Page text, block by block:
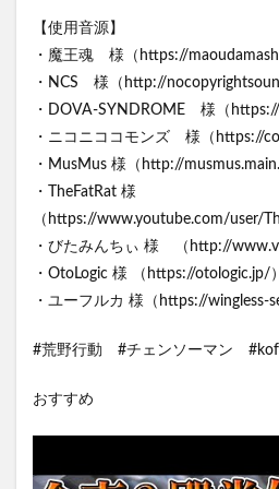
【使用音源】
・魔王魂 様（https://
・NCS 様（http://
・DOVA-SYNDROME 様（https://
・ニコニココモンズ 様（https://
・MusMus 様（http://
・TheFatRat 様
（https://www.youtube.com/user/
・びたみんちぃ 様 （http://
・OtoLogic 様 （https://otologic.jp/）
・ユーフルカ 様（https://wingless-
#荒野行動 #チェンソーマン #kof
おすすめ